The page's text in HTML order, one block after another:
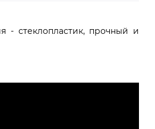
- стеклопластик, прочный и